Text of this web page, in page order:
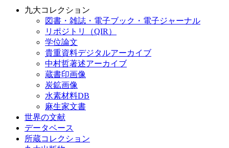
九大コレクション
図書・雑誌・電子ブック・電子ジャーナル
リポジトリ（QIR）
学位論文
貴重資料デジタルアーカイブ
中村哲著述アーカイブ
蔵書印画像
炭鉱画像
水素材料DB
麻生家文書
世界の文献
データベース
所蔵コレクション